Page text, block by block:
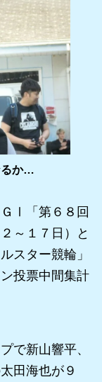
るか…
Ⅰ「第６８回
～１７日）と
スター競輪」
投票中間集計
で新山響平、
田海也が９